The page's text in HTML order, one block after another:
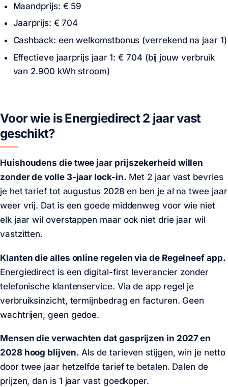
Maandprijs: € 59
Jaarprijs: € 704
Cashback: een welkomstbonus (verrekend na jaar 1)
Effectieve jaarprijs jaar 1:€ 704(bij jouw verbruik
van 2.900 kWh stroom)
Voor wie is Energiedirect 2 jaar vast
geschikt?
Huishoudens die twee jaar prijszekerheid willen
zonder de volle 3-jaar lock-in. Met 2 jaar vast bevries
je het tarief tot augustus 2028 en ben je al na twee jaar
weer vrij. Dat is een goede middenweg voor wie niet
elk jaar wil overstappen maar ook niet drie jaar wil
vastzitten.
Klanten die alles online regelen via de Regelneef app.
Energiedirect is een digital-first leverancier zonder
telefonische klantenservice. Via de app regel je
verbruiksinzicht, termijnbedrag en facturen. Geen
wachtrijen, geen gedoe.
Mensen die verwachten dat gasprijzen in 2027 en
2028 hoog blijven. Als de tarieven stijgen, win je netto
door twee jaar hetzelfde tarief te betalen. Dalen de
prijzen, dan is 1 jaar vast goedkoper.